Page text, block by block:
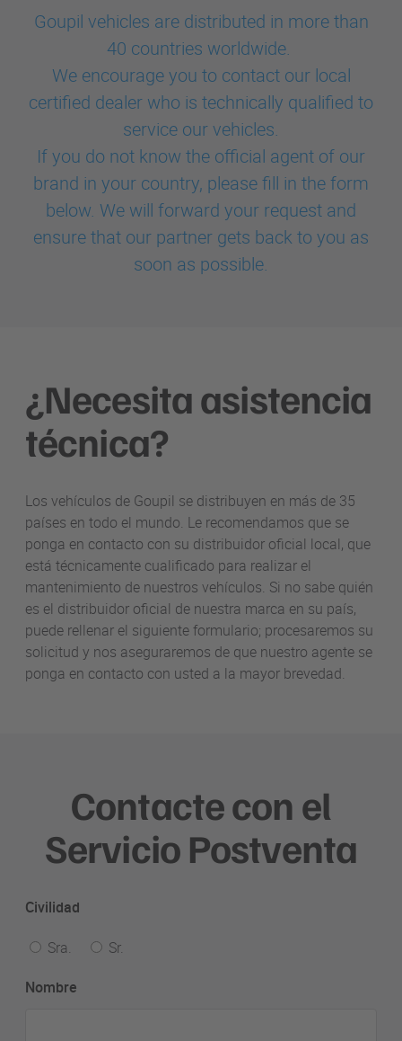
Goupil vehicles are distributed in more than
40 countries worldwide.
We encourage you to contact our local
certified dealer who is technically qualified to
service our vehicles.
If you do not know the official agent of our
brand in your country, please fill in the form
below. We will forward your request and
ensure that our partner gets back to you as
soon as possible.
¿Necesita asistencia
técnica?
Los vehículos de Goupil se distribuyen en más de 35
países en todo el mundo. Le recomendamos que se
ponga en contacto con su distribuidor oficial local, que
está técnicamente cualificado para realizar el
mantenimiento de nuestros vehículos. Si no sabe quién
es el distribuidor oficial de nuestra marca en su país,
puede rellenar el siguiente formulario; procesaremos su
solicitud y nos aseguraremos de que nuestro agente se
ponga en contacto con usted a la mayor brevedad.
Contacte con el
Servicio Postventa
Civilidad
Sra.
Sr.
Nombre